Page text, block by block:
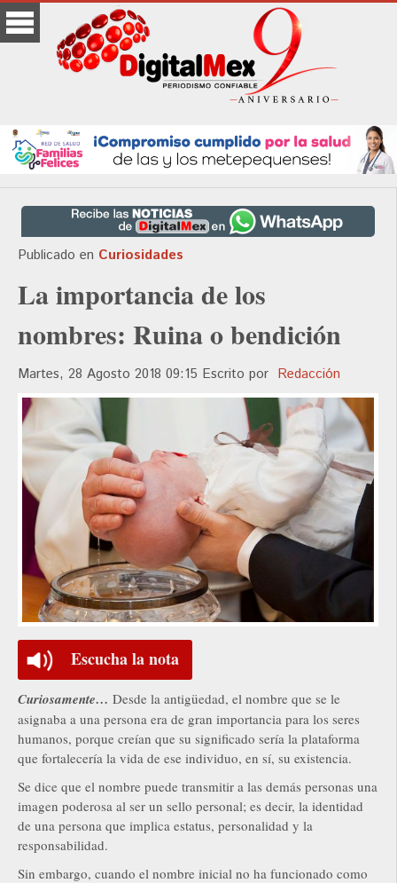
Publicado en Curiosidades
La importancia de los
nombres: Ruina o bendición
Martes, 28 Agosto 2018 09:15 Escrito por Redacción
Escucha la nota
Curiosamente… Desde la antigüedad, el nombre que se le
asignaba a una persona era de gran importancia para los seres
humanos, porque creían que su significado sería la plataforma
que fortalecería la vida de ese individuo, en sí, su existencia.
Se dice que el nombre puede transmitir a las demás personas una
imagen poderosa al ser un sello personal; es decir, la identidad
de una persona que implica estatus, personalidad y la
responsabilidad.
Sin embargo, cuando el nombre inicial no ha funcionado como